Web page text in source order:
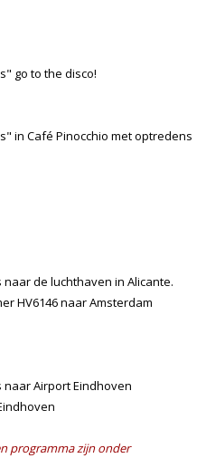
go to the disco!
in Café Pinocchio met optredens
de luchthaven in Alicante.
HV6146 naar Amsterdam
Airport Eindhoven
programma zijn onder